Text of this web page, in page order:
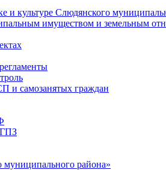
культуре Слюдянского
имуществом и земельным
и самозанятых граждан
района»